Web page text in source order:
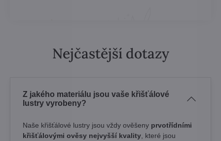
Nejčastější dotazy
Z jakého materiálu jsou vaše křišťálové
lustry vyrobeny?
Naše křišťálové lustry jsou vždy ověšeny prvotřídními
křišťálovými ověsy nejvyšší kvality , které jsou